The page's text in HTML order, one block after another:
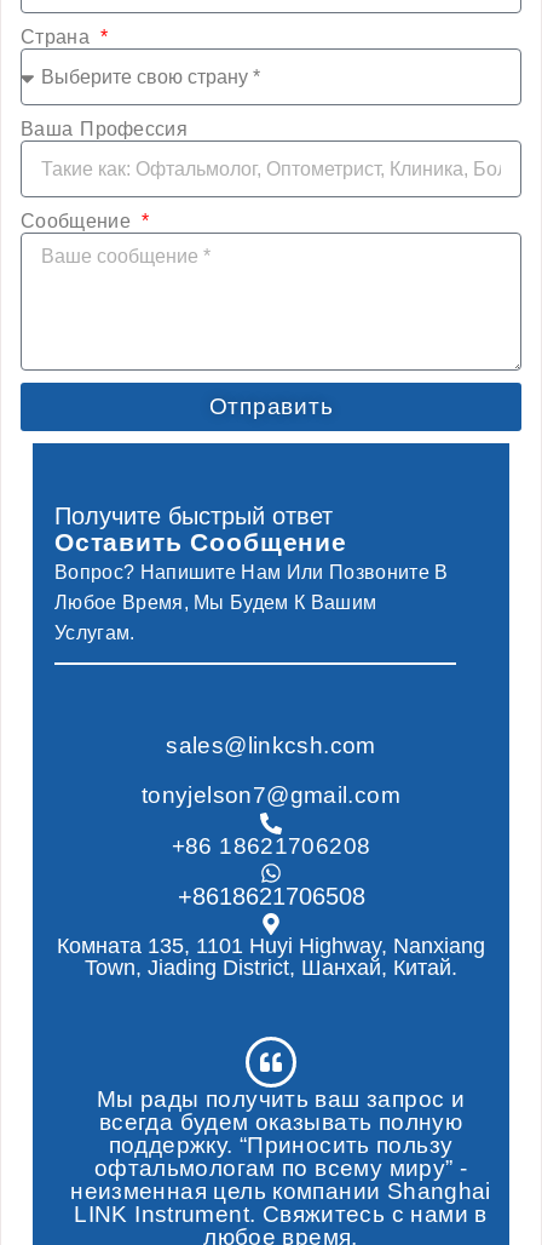
Страна
Ваша Профессия
Сообщение
Отправить
Получите быстрый ответ
Оставить Сообщение
Вопрос? Напишите Нам Или Позвоните В
Любое Время, Мы Будем К Вашим
Услугам.
sales@linkcsh.com
tonyjelson7@gmail.com
+86 18621706208
+8618621706508
Комната 135, 1101 Huyi Highway, Nanxiang
Town, Jiading District, Шанхай, Китай.
Мы рады получить ваш запрос и
всегда будем оказывать полную
поддержку. “Приносить пользу
офтальмологам по всему миру” -
неизменная цель компании Shanghai
LINK Instrument. Свяжитесь с нами в
любое время.